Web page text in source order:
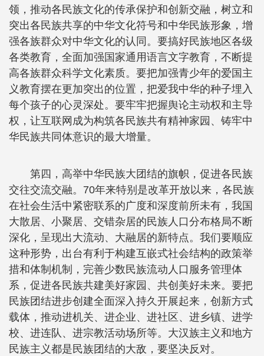
领，推动各民族文化的传承保护和创新交融，树立和
突出各民族共享的中华文化符号和中华民族形象，增
强各族群众对中华文化的认同。要搞好民族地区各级
各类教育，全面加强国家通用语言文字教育，不断提
高各族群众科学文化素质。要把加强青少年的爱国主
义教育摆在更加突出的位置，把爱我中华的种子埋入
每个孩子的心灵深处。要牢牢把握舆论主动权和主导
权，让互联网成为构筑各民族共有精神家园、铸牢中
华民族共同体意识的最大增量。
第四，高举中华民族大团结的旗帜，促进各民族
交往交流交融。70年来特别是改革开放以来，各民族
在社会生活中紧密联系的广度和深度前所未有，我国
大散居、小聚居、交错杂居的民族人口分布格局不断
深化，呈现出大流动、大融居的新特点。我们要顺应
这种形势，出台有利于构建互嵌式社会结构的政策举
措和体制机制，完善少数民族流动人口服务管理体
系，促进各民族共建美好家园、共创美好未来。要把
民族团结进步创建全面深入持久开展起来，创新方式
载体，推动进机关、进企业、进社区、进乡镇、进学
校、进连队、进宗教活动场所等。大汉族主义和地方
民族主义都是民族团结的大敌，要坚决反对。